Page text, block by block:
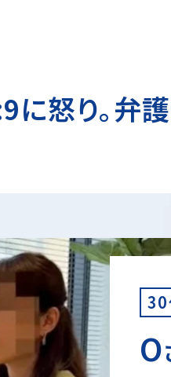
に怒り。弁
O